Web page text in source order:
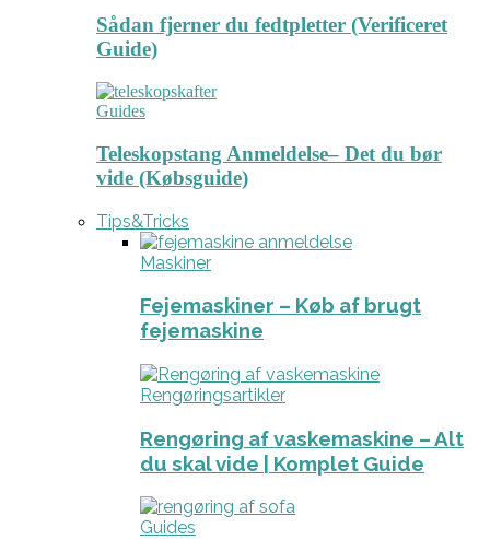
Sådan fjerner du fedtpletter (Verificeret
Guide)
Guides
Teleskopstang Anmeldelse– Det du bør
vide (Købsguide)
Tips&Tricks
Maskiner
Fejemaskiner – Køb af brugt
fejemaskine
Rengøringsartikler
Rengøring af vaskemaskine – Alt
du skal vide | Komplet Guide
Guides